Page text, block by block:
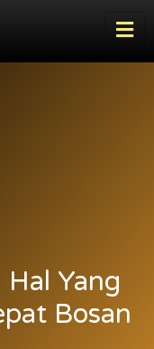
Yang
Bosan